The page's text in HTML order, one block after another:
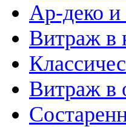
Ар-деко
Витраж в
Витраж в